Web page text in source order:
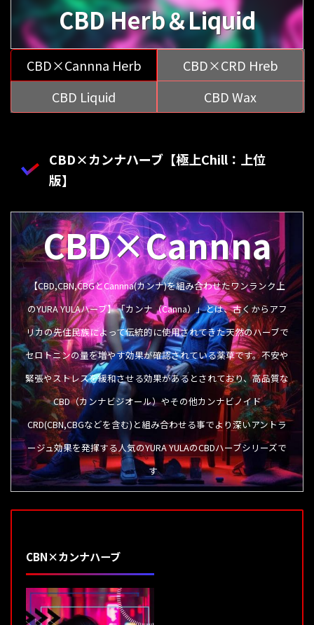
CBD Herb＆Liquid
CBD×Cannna Herb
CBD×CRD Hreb
CBD Liquid
CBD Wax
CBD×カンナハーブ【極上Chill：上位
版】
CBD×Cannna
【CBD,CBN,CBGとCannna(カンナ)を組み合わせたワンランク上
のYURA YULAハーブ】「カンナ（Canna）」とは、古くからアフ
リカの先住民族によって伝統的に使用されてきた天然のハーブで
セロトニンの量を増やす効果が確認されている薬草です。不安や
緊張やストレスを緩和させる効果があるとされており、高品質な
CBD（カンナビジオール）やその他カンナビノイド
CRD(CBN,CBGなどを含む)と組み合わせる事でより深いアントラ
ージュ効果を発揮する人気のYURA YULAのCBDハーブシリーズで
す。
CBN×カンナハーブ